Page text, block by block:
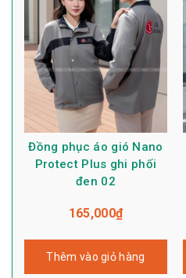
Đồng phục áo gió Nano
Protect Plus ghi phối
đen 02
165,000₫
Thêm vào giỏ hàng